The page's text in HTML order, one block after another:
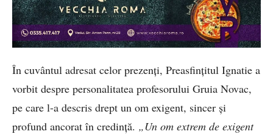
În cuvântul adresat celor prezenți, Preasfințitul Ignatie a
vorbit despre personalitatea profesorului Gruia Novac,
pe care l-a descris drept un om exigent, sincer și
profund ancorat în credință. „Un om extrem de exigent